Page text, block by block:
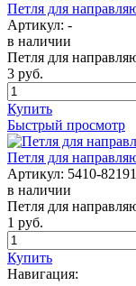
Петля для
Артикул: -
в наличии
Петля для
3 руб.
Купить
Быстрый просмотр
Петля для
Артикул: 5410-
в наличии
Петля для
1 руб.
Купить
Навигация: